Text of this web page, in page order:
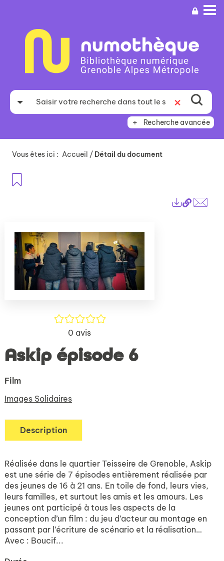
recherche
Recherche avancée
Vous êtes ici : Accueil / Détail du document
Lien
/5
0 avis
Askip épisode 6
Film
Images Solidaires
Description
Réalisée dans le quartier Teisseire de Grenoble, Askip
est une série de 7 épisodes entièrement réalisée par
des jeunes de 16 à 21 ans. En toile de fond, leurs vies,
leurs familles, et surtout les amis et les amours. Les
jeunes ont participé à tous les aspects de la
conception d’un film : du jeu d’acteur au montage en
passant par l’écriture de scénario et la réalisation…
Avec : Boucif...